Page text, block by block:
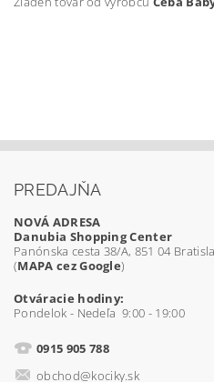
PREDAJŇA
NOVÁ ADRESA
Danubia Shopping Center
Panónska cesta 38/A, 851 04
(MAPA cez Google)
Otváracie hodiny:
Pondelok - Nedeľa 9:00 - 19:00
0915 905 788
obchod@kociky.sk